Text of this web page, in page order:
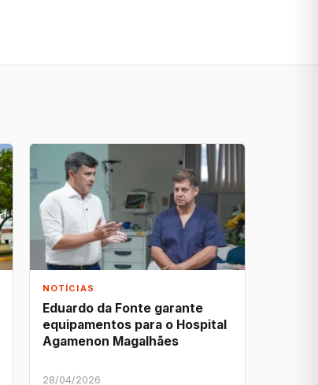
NOTÍCIAS
Eduardo da Fonte garante
equipamentos para o Hospital
Agamenon Magalhães
28/04/2026